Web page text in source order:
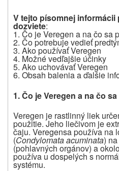
V tejto písomnej informácii
dozviete:
1. Čo je Veregen a na čo sa
2. Čo potrebuje vedieť
3. Ako používať Veregen
4. Možné vedľajšie účinky
5. Ako uchovávať Veregen
6. Obsah balenia a ďalšie
1. Čo je Veregen a na čo
Veregen je rastlinný liek
použitie. Jeho liečivom je
čaju. Veregensa používa na
(Condylomata acuminata)
(pohlavných orgánov) a
používa u dospelých s
systému.